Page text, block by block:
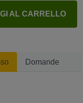
AL CARRELLO
Domande